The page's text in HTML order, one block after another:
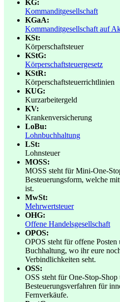
KG:
Kommanditgesellschaft
KGaA:
Kommanditgesellschaft auf
KSt:
Körperschaftsteuer
KStG:
Körperschaftsteuergesetz
KStR:
Körperschaftsteuerrichtlinien
KUG:
Kurzarbeitergeld
KV:
Krankenversicherung
LoBu:
Lohnbuchhaltung
LSt:
Lohnsteuer
MOSS:
MOSS steht für Mini-One-
Besteuerungsform, welche
ist.
MwSt:
Mehrwertsteuer
OHG:
Offene Handelsgesellschaft
OPOS:
OPOS steht für offene
Buchhaltung, wo ihr eure
Verbindlichkeiten seht.
OSS:
OSS steht für One-Stop-Shop
Besteuerungsverfahren für
Fernverkäufe.